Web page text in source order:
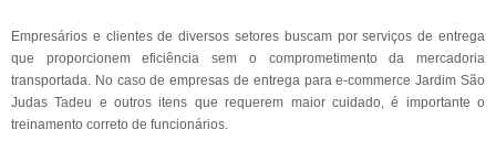
Empresários e clientes de diversos setores buscam por serviços de entrega
que proporcionem eficiência sem o comprometimento da mercadoria
transportada. No caso de empresas de entrega para e-commerce Jardim São
Judas Tadeu e outros itens que requerem maior cuidado, é importante o
treinamento correto de funcionários.